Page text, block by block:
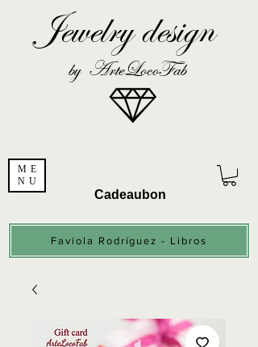
ME
NU
Jewelry design
by ArteLocoFab
Cadeaubon
Faviola Rodríguez - Libros